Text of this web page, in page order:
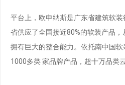
平台上，欧申纳斯是广东省建筑软
省供应了全国接近80%的软装产品，
拥有巨大的整合能力。依托南中国
1000多类 家品牌产品，超十万品类